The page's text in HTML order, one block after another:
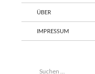
ÜBER
IMPRESSUM
Suchen